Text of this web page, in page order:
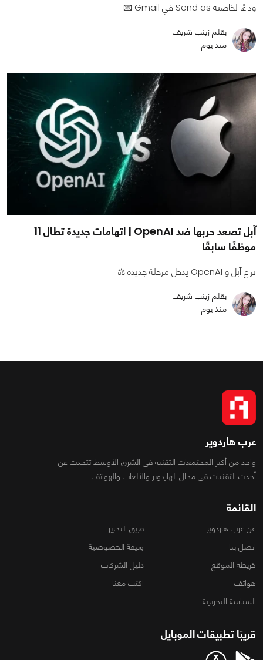
وداعًا لخاصية Send as في Gmail 📧
بقلم زينب شريف
منذ يوم
آبل تصعد حربها ضد OpenAI | اتهامات جديدة تطال 11
موظفًا سابقًا
نزاع آبل و OpenAI يدخل مرحلة جديدة ⚖️
بقلم زينب شريف
منذ يوم
عرب هاردوير
واحد من أكبر المجتمعات التقنية فى الشرق الأوسط تتحدث عن
أحدث التقنيات فى مجال الهاردوير والألعاب والهواتف
القائمة
عن عرب هاردوير
فريق التحرير
اتصل بنا
وثيقة الخصوصية
خريطة الموقع
دليل الشركات
هواتف
اكتب معنا
السياسة التحريرية
قريبًا تطبيقات الموبايل